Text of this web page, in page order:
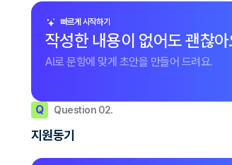
빠르게 시작하기
작성한 내용이 없어도 괜찮아
AI로 문항에 맞게 초안을 만들어 드려요.
Q Question 02.
지원동기